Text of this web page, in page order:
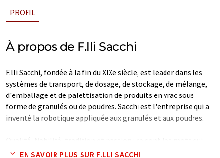
PROFIL
À propos de F.lli Sacchi
F.lli Sacchi, fondée à la fin du XIXe siècle, est leader dans les
systèmes de transport, de dosage, de stockage, de mélange,
d'emballage et de palettisation de produits en vrac sous
forme de granulés ou de poudres. Sacchi est l'entreprise qui a
inventé la robotique appliquée aux granulés et aux poudres.
représentent le mieux Costruzioni Meccaniche F.lli Sacchi,
EN SAVOIR PLUS SUR F.LLI SACCHI